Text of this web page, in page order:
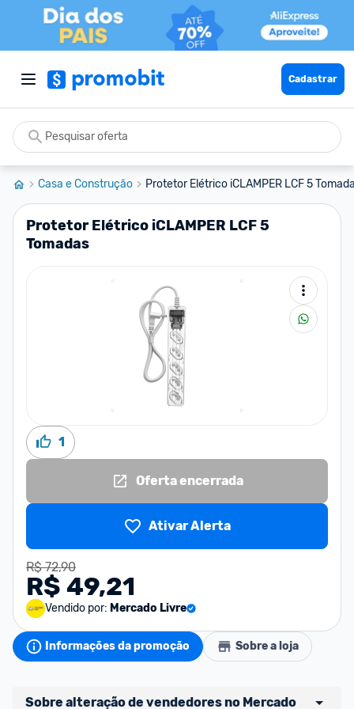
Cadastrar
Casa e Construção Protetor Elétrico iCLAMPER LCF 5
Protetor Elétrico iCLAMPER LCF 5
Tomadas
1
Oferta encerrada
Ativar Alerta
R$ 72,90
R$ 49,21
Vendido por: Mercado Livre
Informações da promoção Sobre a loja
Sobre alteração de vendedores no Mercado